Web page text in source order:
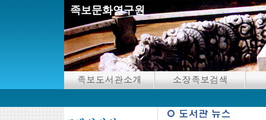
족보문화연구원